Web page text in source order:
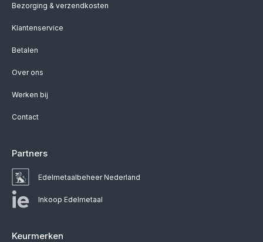
Bezorging & verzendkosten
Klantenservice
Betalen
Over ons
Werken bij
Contact
Partners
Edelmetaalbeheer Nederland
Inkoop Edelmetaal
Keurmerken